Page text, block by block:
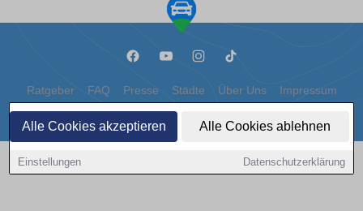
Alle Cookies akzeptieren Alle Cookies ablehnen
Einstellungen Datenschutzerklärung
Ratgeber FAQ Presse Städte Über Uns Impressum
Datenschutz Cookies
Copyright © 2000 - 2026 | 1A Infosysteme GmbH | Content by: 1a-sites-autos